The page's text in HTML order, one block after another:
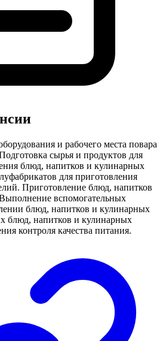
и рабочего места повара
сырья и продуктов для
блюд, напитков и кулинарных
для приготовления
Приготовление блюд, напитков
вспомогательных
блюд, напитков и кулинарных
блюд, напитков и кулинарных
контроля качества питания.